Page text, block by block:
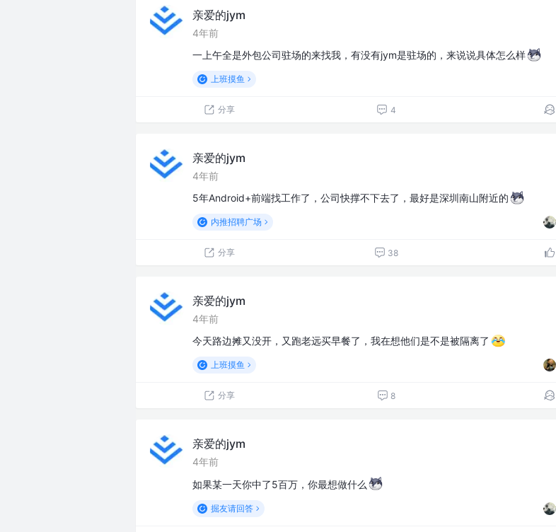
亲爱的jym
4年前
一上午全是外包公司驻场的来找我，有没有jym是驻场的，来说说具体怎么样
上班摸鱼
分享 4
亲爱的jym
4年前
5年Android+前端找工作了，公司快撑不下去了，最好是深圳南山附近的
内推招聘广场
分享 38
亲爱的jym
4年前
今天路边摊又没开，又跑老远买早餐了，我在想他们是不是被隔离了
上班摸鱼
分享 8
亲爱的jym
4年前
如果某一天你中了5百万，你最想做什么
掘友请回答